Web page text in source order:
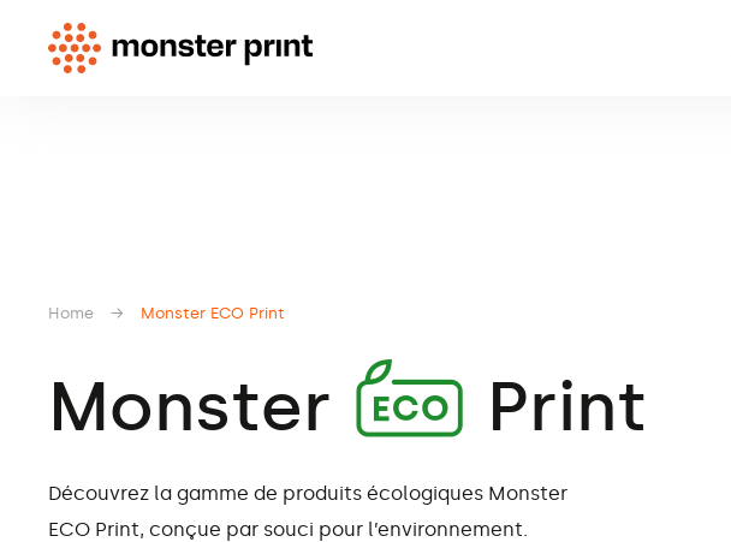
Home → Monster Print
Monster A Print
Découvrez la gamme de produits écologiques Monster
ECO Print, conçue par souci pour l’environnement.